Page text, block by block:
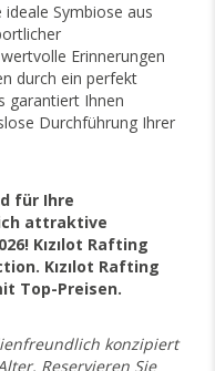
ideale Symbiose aus
Erinnerungen
durch ein perfekt
garantiert Ihnen
Durchführung Ihrer
für Ihre
attraktive
Kızılot Rafting
Kızılot Rafting
Top-Preisen.
konzipiert
Reservieren Sie